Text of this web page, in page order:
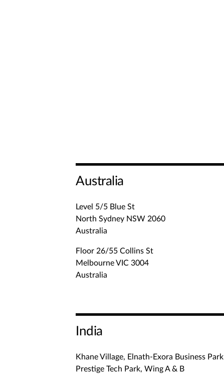
Australia
Level 5/5 Blue St
North Sydney NSW 2060
Australia
Floor 26/55 Collins St
Melbourne VIC 3004
Australia
India
Khane Village, Elnath-Exora Business Park
Prestige Tech Park, Wing A & B